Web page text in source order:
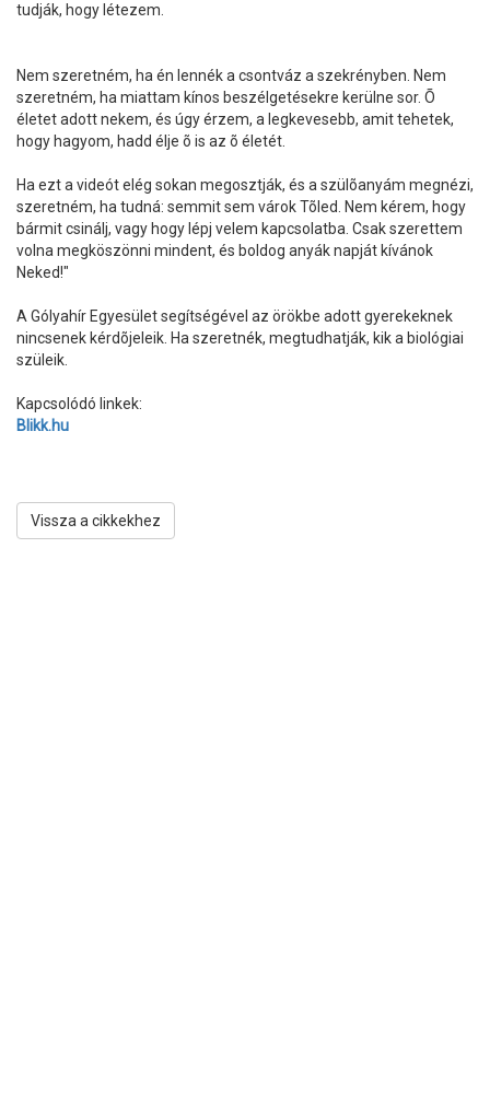
tudják, hogy létezem.
Nem szeretném, ha én lennék a csontváz a szekrényben. Nem
szeretném, ha miattam kínos beszélgetésekre kerülne sor. Õ
életet adott nekem, és úgy érzem, a legkevesebb, amit tehetek,
hogy hagyom, hadd élje õ is az õ életét.
Ha ezt a videót elég sokan megosztják, és a szülõanyám megnézi,
szeretném, ha tudná: semmit sem várok Tõled. Nem kérem, hogy
bármit csinálj, vagy hogy lépj velem kapcsolatba. Csak szerettem
volna megköszönni mindent, és boldog anyák napját kívánok
Neked!"
A Gólyahír Egyesület segítségével az örökbe adott gyerekeknek
nincsenek kérdõjeleik. Ha szeretnék, megtudhatják, kik a biológiai
szüleik.
Kapcsolódó linkek:
Blikk.hu
Vissza a cikkekhez